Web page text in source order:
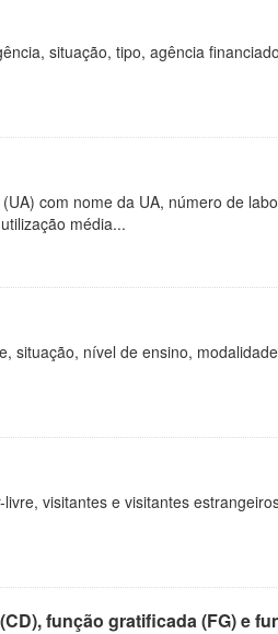
situação, tipo, agência
com nome da UA, número de
média...
situação, nível de ensino,
visitantes e visitantes
função gratificada (FG) e